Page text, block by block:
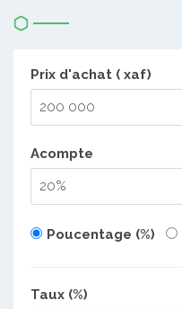
Prix d'achat ( xaf)
Acompte
Poucentage (%)
Taux (%)